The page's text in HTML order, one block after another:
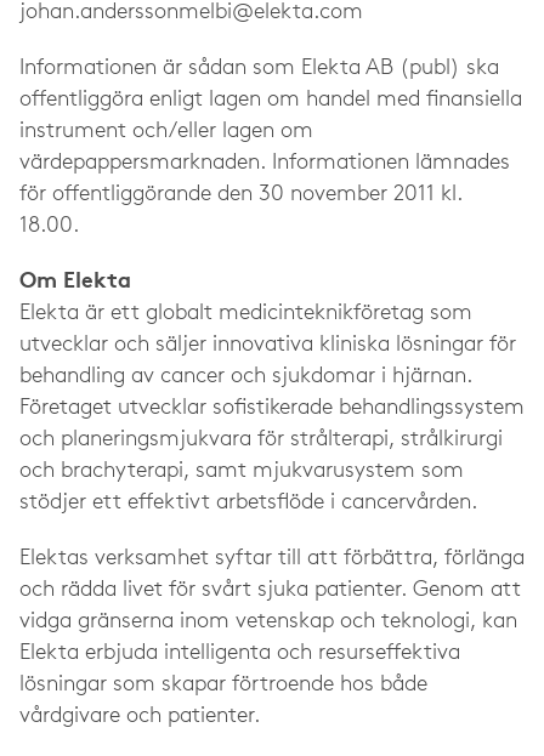
johan.anderssonmelbi@elekta.com
Informationen är sådan som Elekta AB (publ) ska
offentliggöra enligt lagen om handel med finansiella
instrument och/eller lagen om
värdepappersmarknaden. Informationen lämnades
för offentliggörande den 30 november 2011 kl.
18.00.
Om Elekta
Elekta är ett globalt medicinteknikföretag som
utvecklar och säljer innovativa kliniska lösningar för
behandling av cancer och sjukdomar i hjärnan.
Företaget utvecklar sofistikerade behandlingssystem
och planeringsmjukvara för strålterapi, strålkirurgi
och brachyterapi, samt mjukvarusystem som
stödjer ett effektivt arbetsflöde i cancervården.
Elektas verksamhet syftar till att förbättra, förlänga
och rädda livet för svårt sjuka patienter. Genom att
vidga gränserna inom vetenskap och teknologi, kan
Elekta erbjuda intelligenta och resurseffektiva
lösningar som skapar förtroende hos både
vårdgivare och patienter.